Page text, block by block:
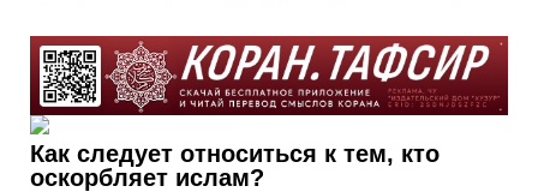
Как следует относиться к тем, кто
оскорбляет ислам?